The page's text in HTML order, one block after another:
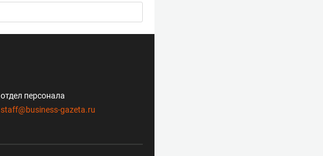
отдел персонала
staff@business-gazeta.ru